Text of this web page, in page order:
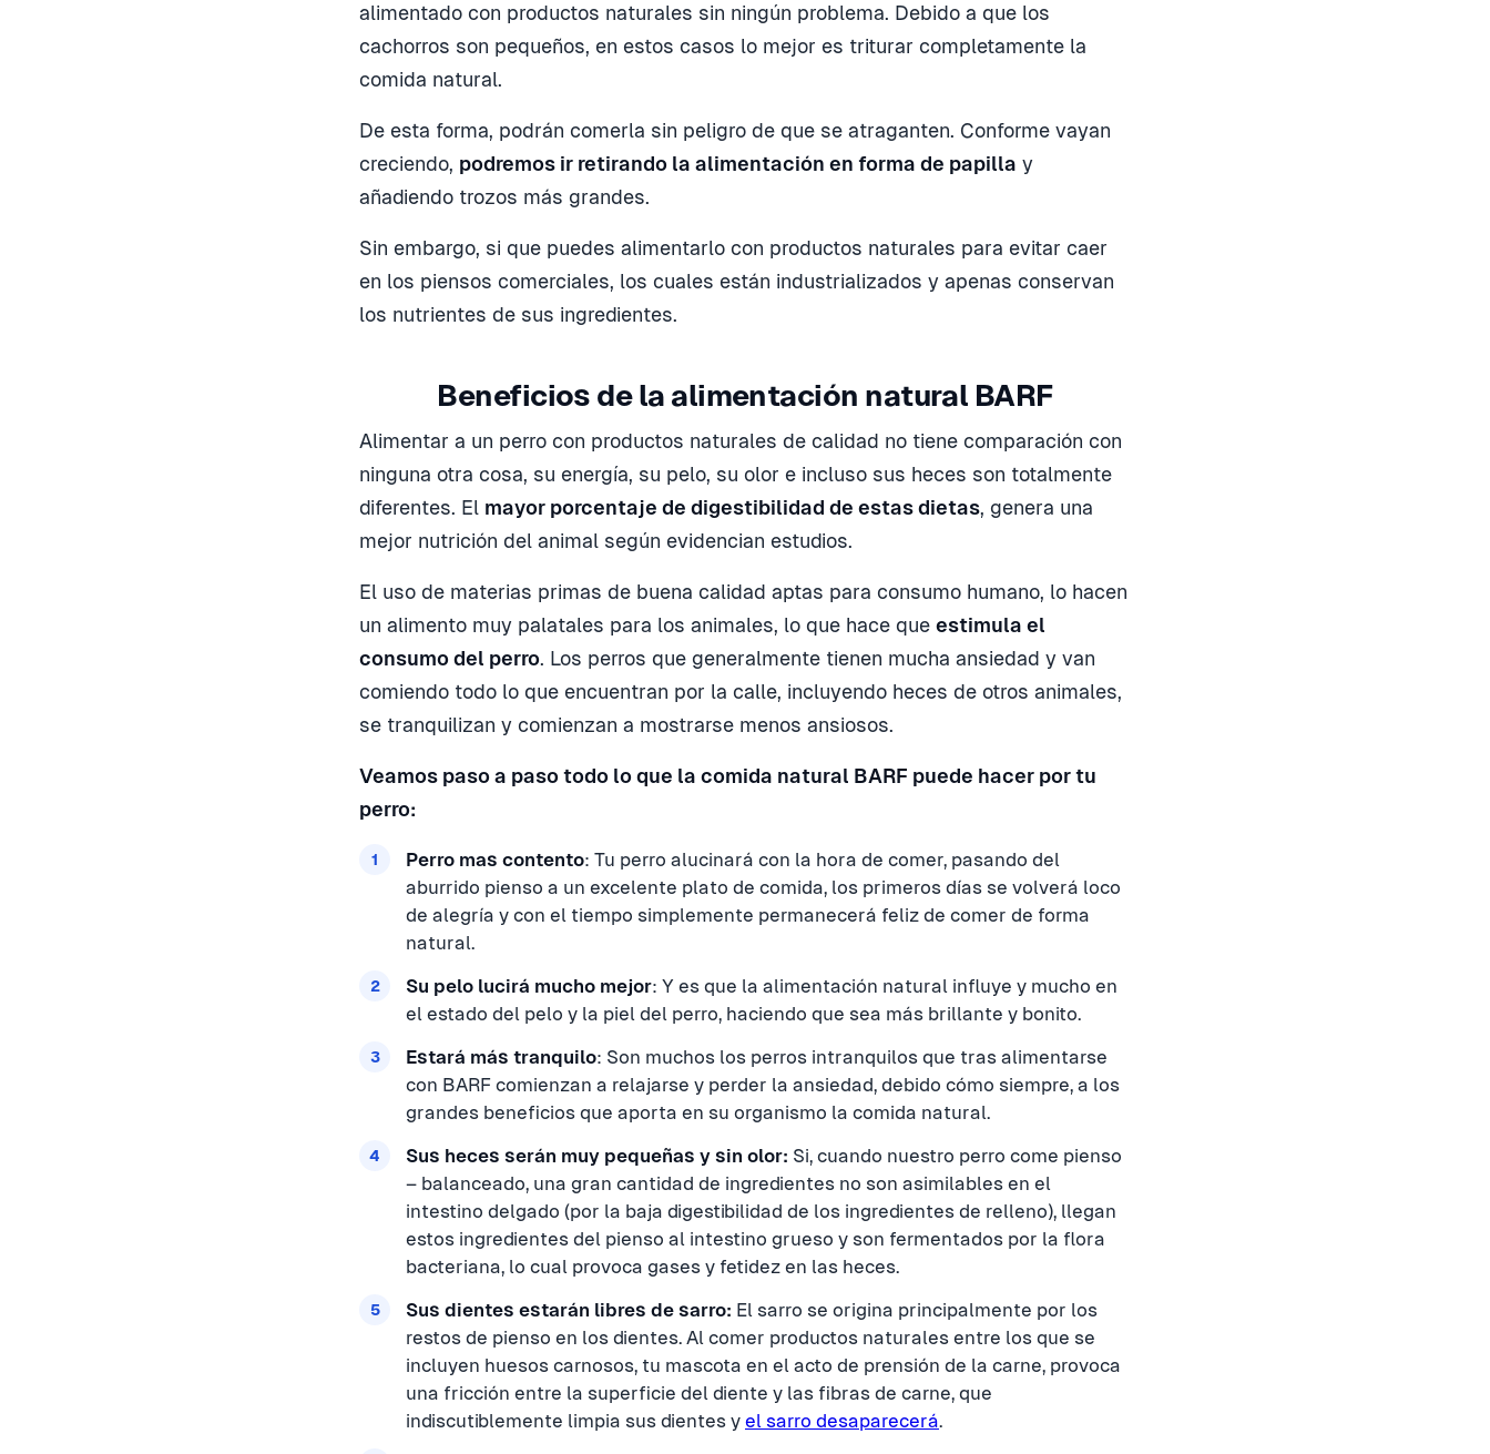
alimentado con productos naturales sin ningún problema. Debido a que los
cachorros son pequeños, en estos casos lo mejor es triturar completamente la
comida natural.
De esta forma, podrán comerla sin peligro de que se atraganten. Conforme vayan
creciendo, podremos ir retirando la alimentación en forma de papilla y
añadiendo trozos más grandes.
Sin embargo, si que puedes alimentarlo con productos naturales para evitar caer
en los piensos comerciales, los cuales están industrializados y apenas conservan
los nutrientes de sus ingredientes.
Beneficios de la alimentación natural BARF
Alimentar a un perro con productos naturales de calidad no tiene comparación con
ninguna otra cosa, su energía, su pelo, su olor e incluso sus heces son totalmente
diferentes. El mayor porcentaje de digestibilidad de estas dietas, genera una
mejor nutrición del animal según evidencian estudios.
El uso de materias primas de buena calidad aptas para consumo humano, lo hacen
un alimento muy palatales para los animales, lo que hace que estimula el
consumo del perro. Los perros que generalmente tienen mucha ansiedad y van
comiendo todo lo que encuentran por la calle, incluyendo heces de otros animales,
se tranquilizan y comienzan a mostrarse menos ansiosos.
Veamos paso a paso todo lo que la comida natural BARF puede hacer por tu
perro:
Perro mas contento: Tu perro alucinará con la hora de comer, pasando del
aburrido pienso a un excelente plato de comida, los primeros días se volverá loco
de alegría y con el tiempo simplemente permanecerá feliz de comer de forma
natural.
Su pelo lucirá mucho mejor: Y es que la alimentación natural influye y mucho en
el estado del pelo y la piel del perro, haciendo que sea más brillante y bonito.
Estará más tranquilo: Son muchos los perros intranquilos que tras alimentarse
con BARF comienzan a relajarse y perder la ansiedad, debido cómo siempre, a los
grandes beneficios que aporta en su organismo la comida natural.
Sus heces serán muy pequeñas y sin olor: Si, cuando nuestro perro come pienso
– balanceado, una gran cantidad de ingredientes no son asimilables en el
intestino delgado (por la baja digestibilidad de los ingredientes de relleno), llegan
estos ingredientes del pienso al intestino grueso y son fermentados por la flora
bacteriana, lo cual provoca gases y fetidez en las heces.
Sus dientes estarán libres de sarro: El sarro se origina principalmente por los
restos de pienso en los dientes. Al comer productos naturales entre los que se
incluyen huesos carnosos, tu mascota en el acto de prensión de la carne, provoca
una fricción entre la superficie del diente y las fibras de carne, que
indiscutiblemente limpia sus dientes y el sarro desaparecerá.